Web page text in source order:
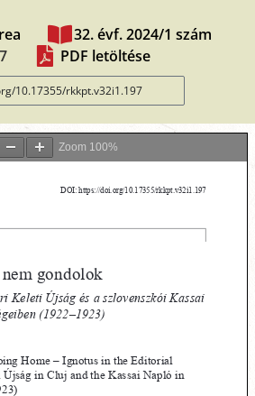
32. évf. 2024/1 szám
PDF letöltése
Zoom 100%